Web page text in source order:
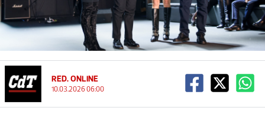
RED. ONLINE
10.03.2026 06:00